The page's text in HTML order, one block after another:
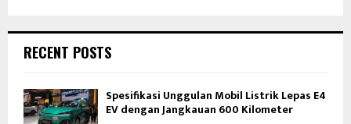
RECENT POSTS
Spesifikasi Unggulan Mobil Listrik Lepas E4
EV dengan Jangkauan 600 Kilometer